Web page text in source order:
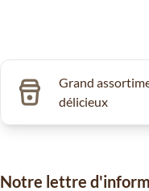
Grand
délicieux
Notre lettre